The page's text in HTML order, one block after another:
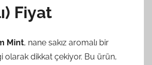
Fiyat
Mint, nane sakız aromalı bir
olarak dikkat çekiyor. Bu ürün,